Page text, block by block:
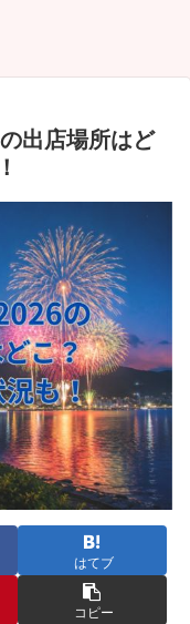
出店場所はど
はてブ
コピー